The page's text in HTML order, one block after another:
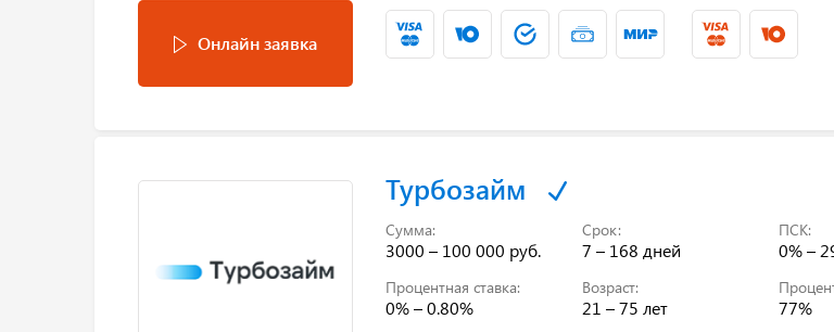
Онлайн заявка
Турбозайм
Сумма:
3000 – 100 000 руб.
Срок:
7 – 168 дней
ПСК:
0% –
Процентная ставка:
0% – 0.80%
Возраст:
21 – 75 лет 77%